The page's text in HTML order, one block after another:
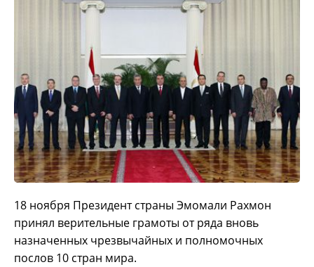
18 ноября Президент страны Эмомали Рахмон
принял верительные грамоты от ряда вновь
назначенных чрезвычайных и полномочных
послов 10 стран мира.